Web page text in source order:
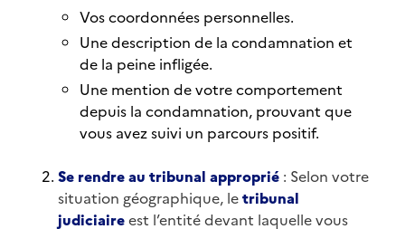
Vos coordonnées personnelles.
Une description de la condamnation et
de la peine infligée.
Une mention de votre comportement
depuis la condamnation, prouvant que
vous avez suivi un parcours positif.
Se rendre au tribunal approprié : Selon votre
situation géographique, letribunal
judiciaireest l’entité devant laquelle vous